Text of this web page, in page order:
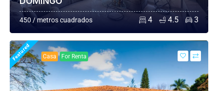
450 / metros cuadrados 4 4.5 3
Featured Casa For Renta